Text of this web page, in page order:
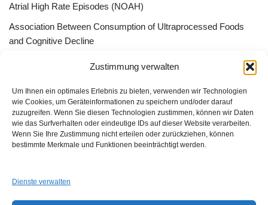
Zustimmung verwalten
Um Ihnen ein optimales Erlebnis zu bieten, verwenden wir Technologien
wie Cookies, um Geräteinformationen zu speichern und/oder darauf
zuzugreifen. Wenn Sie diesen Technologien zustimmen, können wir Daten
wie das Surfverhalten oder eindeutige IDs auf dieser Website verarbeiten.
Wenn Sie Ihre Zustimmung nicht erteilen oder zurückziehen, können
bestimmte Merkmale und Funktionen beeinträchtigt werden.
Dienste verwalten
Atrial High Rate Episodes (NOAH)
Association Between Consumption of Ultraprocessed Foods
and Cognitive Decline
Bessere Behandlung durch „Peer effect“ –Qualitätszirkel, App
GUAD e.V.
info@guad-netz.de